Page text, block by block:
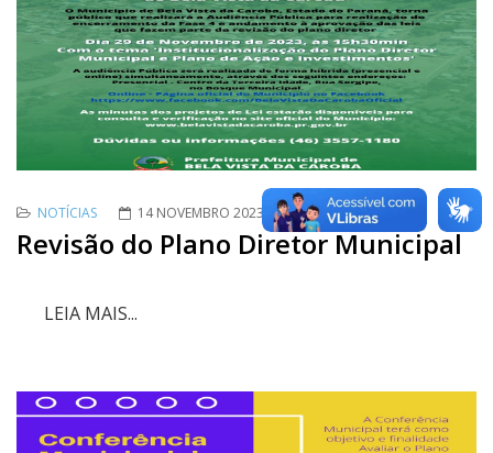
NOTÍCIAS 14 NOVEMBRO 2023 ACESSOS: 3297
Revisão do Plano Diretor Municipal
LEIA MAIS...